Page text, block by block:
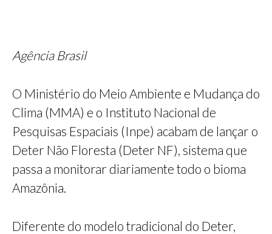
Agência Brasil
O Ministério do Meio Ambiente e Mudança do
Clima (MMA) e o Instituto Nacional de
Pesquisas Espaciais (Inpe) acabam de lançar o
Deter Não Floresta (Deter NF), sistema que
passa a monitorar diariamente todo o bioma
Amazônia.
Diferente do modelo tradicional do Deter,